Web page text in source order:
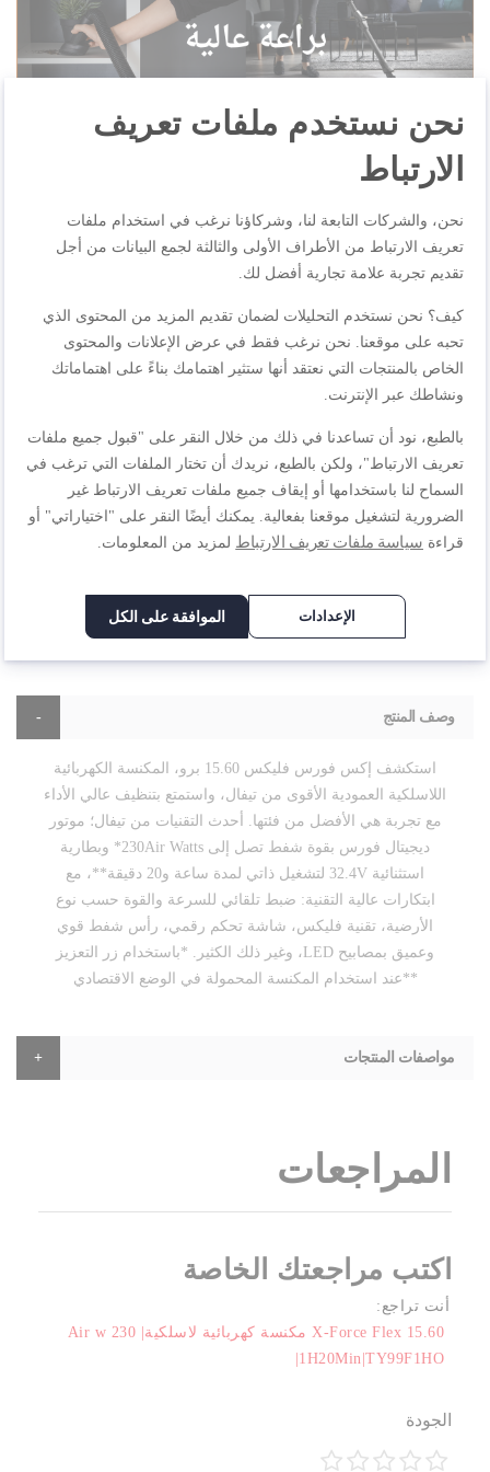
المراجعات
اكتب مراجعتك الخاصة
أنت تراجع:
X-Force Flex 15.60 مكنسة كهربائية لاسلكية| Air w 230
|1H20Min|TY99F1HO
الجودة
وصف المنتج
استكشف إكس فورس فليكس 15.60 برو، المكنسة الكهربائية
اللاسلكية العمودية الأقوى من تيفال، واستمتع بتنظيف عالي الأداء
مع تجربة هي الأفضل من فئتها. أحدث التقنيات من تيفال؛ موتور
ديجيتال فورس بقوة شفط تصل إلى 230Air Watts* وبطارية
استثنائية 32.4V لتشغيل ذاتي لمدة ساعة و20 دقيقة**، مع
ابتكارات عالية التقنية: ضبط تلقائي للسرعة والقوة حسب نوع
الأرضية، تقنية فليكس، شاشة تحكم رقمي، رأس شفط قوي
وعميق بمصابيح LED، وغير ذلك الكثير. *باستخدام زر التعزيز
**عند استخدام المكنسة المحمولة في الوضع الاقتصادي
مواصفات المنتجات
نحن نستخدم ملفات تعريف
الارتباط
نحن، والشركات التابعة لنا، وشركاؤنا نرغب في استخدام ملفات
تعريف الارتباط من الأطراف الأولى والثالثة لجمع البيانات من أجل
تقديم تجربة علامة تجارية أفضل لك.
كيف؟ نحن نستخدم التحليلات لضمان تقديم المزيد من المحتوى الذي
تحبه على موقعنا. نحن نرغب فقط في عرض الإعلانات والمحتوى
الخاص بالمنتجات التي نعتقد أنها ستثير اهتمامك بناءً على اهتماماتك
ونشاطك عبر الإنترنت.
بالطبع، نود أن تساعدنا في ذلك من خلال النقر على "قبول جميع ملفات
تعريف الارتباط"، ولكن بالطبع، نريدك أن تختار الملفات التي ترغب في
السماح لنا باستخدامها أو إيقاف جميع ملفات تعريف الارتباط غير
الضرورية لتشغيل موقعنا بفعالية. يمكنك أيضًا النقر على "اختياراتي" أو
قراءة سياسة ملفات تعريف الارتباط لمزيد من المعلومات.
الإعدادات الموافقة على الكل